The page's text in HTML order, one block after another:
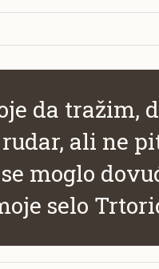
da tražim,
ali ne
moglo
selo